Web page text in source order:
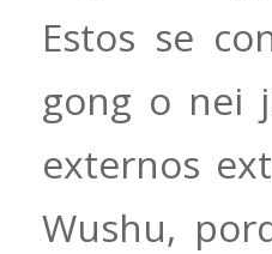
Estos se
gong o nei
externos
Wushu,